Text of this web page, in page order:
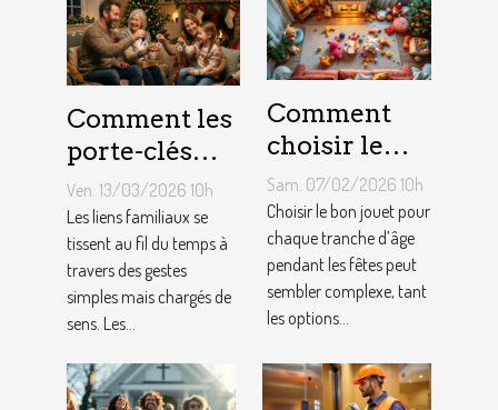
Comment les
porte-clés
personnalisés
peuvent
renforcer les
liens
familiaux ?
Ven. 13/03/2026 10h
Les liens familiaux se
tissent au fil du temps à
travers des gestes
simples mais chargés de
sens. Les...
Comment
choisir le
jouet idéal
pour chaque
âge lors des
fêtes ?
Sam. 07/02/2026 10h
Choisir le bon jouet pour
chaque tranche d’âge
pendant les fêtes peut
sembler complexe, tant
les options...